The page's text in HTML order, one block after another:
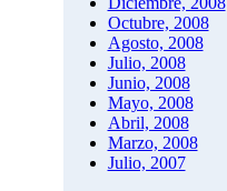
Octubre, 2008
Agosto, 2008
Julio, 2008
Junio, 2008
Mayo, 2008
Abril, 2008
Marzo, 2008
Julio, 2007